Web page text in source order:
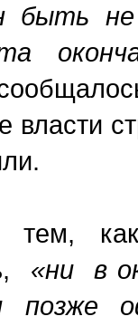
быть
власти
тем,
«ни в
позже